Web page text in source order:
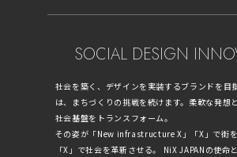
SOCIAL DESIGN
社会を築く、デザインを実装するブランドを目
は、まちづくりの挑戦を続けます。柔軟な発想
社会基盤をトランスフォーム。
その姿が「New infrastructure X」「X」で街を
「X」で社会を革新させる。 NiX JAPANの使命